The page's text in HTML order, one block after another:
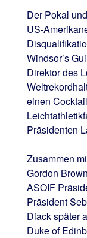
Der Pokal
US-
Windsor’s
Direktor des
einen
Präsidenten
Zusammen
Gordon
ASOIF
Präsident
Diack später
Duke of